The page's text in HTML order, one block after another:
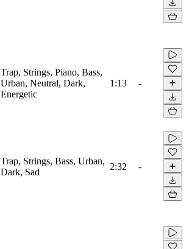
Trap, Strings, Piano, Bass,
Urban, Neutral, Dark,
Energetic
1:13 -
Trap, Strings, Bass, Urban,
Dark, Sad
2:32 -